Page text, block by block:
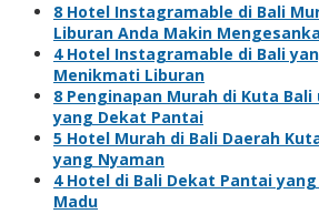
8 Hotel Instagramable di Bali
Liburan Anda Makin
4 Hotel Instagramable di Bali
Menikmati Liburan
8 Penginapan Murah di Kuta
yang Dekat Pantai
5 Hotel Murah di Bali Daerah
yang Nyaman
4 Hotel di Bali Dekat Pantai
Madu